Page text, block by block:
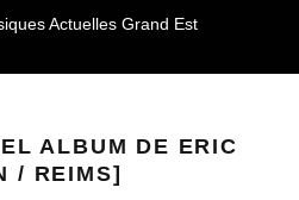
ALBUM DE ERIC
/ REIMS]